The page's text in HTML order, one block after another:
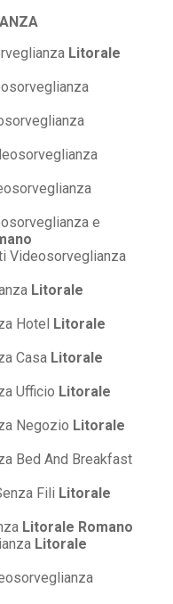
Litorale
e
Videosorveglianza
Litorale
Hotel Litorale
Casa Litorale
Ufficio Litorale
Negozio Litorale
Bed And Breakfast
Fili Litorale
Litorale Romano
Litorale